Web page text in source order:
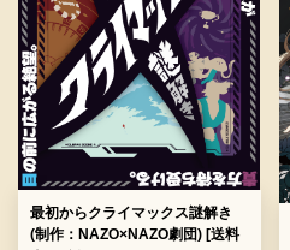
最初からクライマックス謎解き
(制作：NAZO×NAZO劇団) [送料